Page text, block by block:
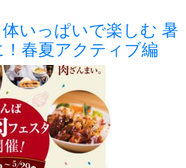
いっぱいで楽しむ 暑
春夏アクティブ編